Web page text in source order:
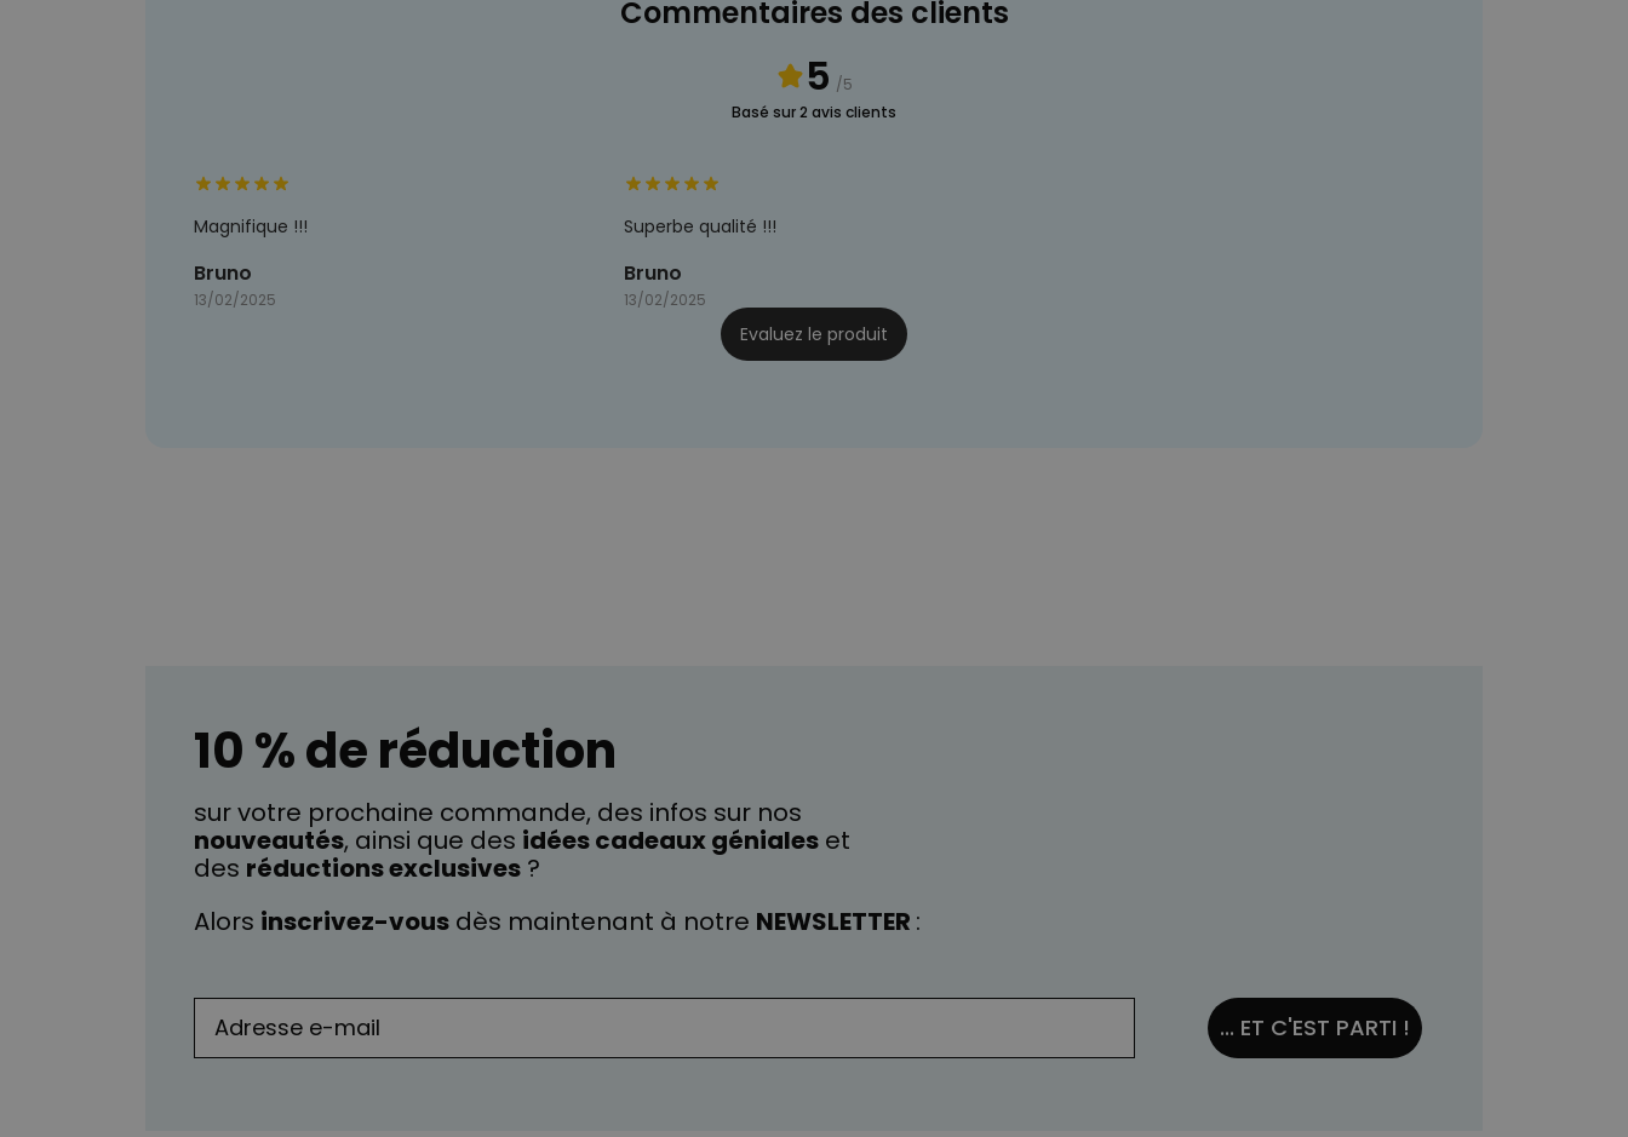
Commentaires des clients
5 /5
Basé sur 2 avis clients
Magnifique !!!
Bruno
13/02/2025
Superbe qualité !!!
Bruno
13/02/2025
Evaluez le produit
10 % de réduction
sur votre prochaine commande, des infos sur nos
nouveautés, ainsi que des idées cadeaux géniales et
des réductions exclusives ?
Alors inscrivez-vous dès maintenant à notre NEWSLETTER :
... ET C'EST PARTI !